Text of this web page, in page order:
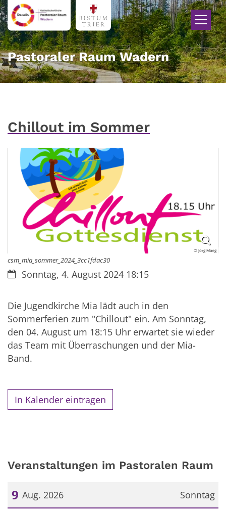
Zum Inhalt springen
Pastoraler Raum Wadern
Chillout im Sommer
© Jörg Mang
csm_mia_sommer_2024_3cc1fdac30
Datum:Sonntag, 4. August 2024 18:15
Die Jugendkirche Mia lädt auch in den
Sommerferien zum "Chillout" ein. Am Sonntag,
den 04. August um 18:15 Uhr erwartet sie wieder
das Team mit Überraschungen und der Mia-
Band.
In Kalender eintragen
Veranstaltungen im Pastoralen Raum
Sonntag
9 Aug. 2026